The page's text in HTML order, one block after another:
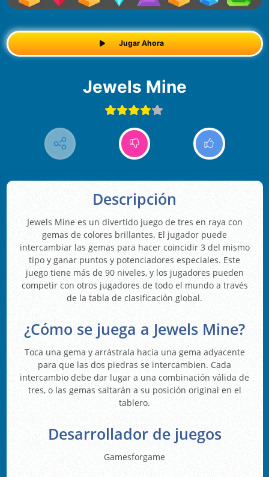
Jugar Ahora
Jewels Mine
Descripción
Jewels Mine es un divertido juego de tres en raya con
gemas de colores brillantes. El jugador puede
intercambiar las gemas para hacer coincidir 3 del mismo
tipo y ganar puntos y potenciadores especiales. Este
juego tiene más de 90 niveles, y los jugadores pueden
competir con otros jugadores de todo el mundo a través
de la tabla de clasificación global.
¿Cómo se juega a Jewels Mine?
Toca una gema y arrástrala hacia una gema adyacente
para que las dos piedras se intercambien. Cada
intercambio debe dar lugar a una combinación válida de
tres, o las gemas saltarán a su posición original en el
tablero.
Desarrollador de juegos
Gamesforgame